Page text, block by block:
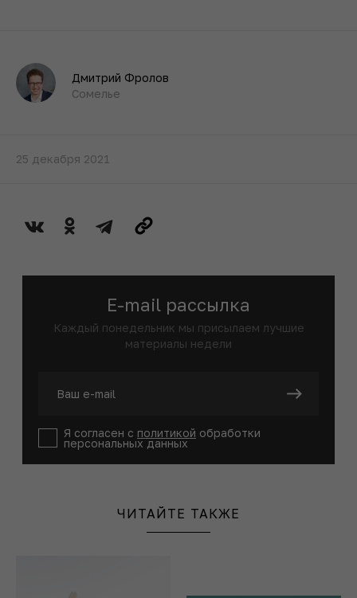
Дмитрий Фролов
Сомелье
25 декабря 2021
E-mail рассылка
Каждый понедельник мы присылаем лучшие
материалы недели
Я согласен с политикой обработки
персональных данных
ЧИТАЙТЕ ТАКЖЕ